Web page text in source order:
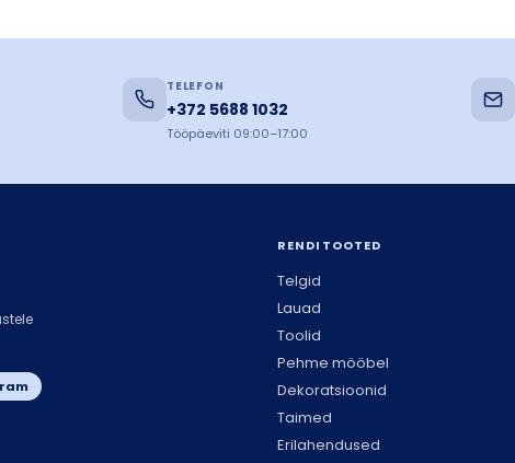
TELEFON
+372 5688 1032
Tööpäeviti 09:00–17:00
RENDITOOTED
Telgid
Lauad
Toolid
Pehme mööbel
Dekoratsioonid
Taimed
Erilahendused